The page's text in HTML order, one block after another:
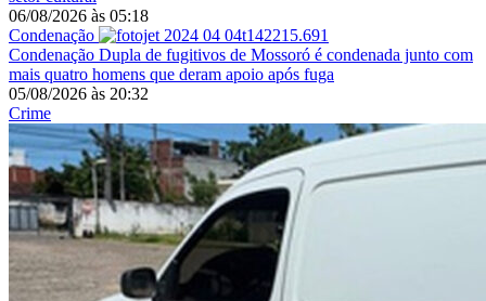
06/08/2026 às 05:18
Condenação
Condenação Dupla de fugitivos de Mossoró é condenada junto com
mais quatro homens que deram apoio após fuga
05/08/2026 às 20:32
Crime